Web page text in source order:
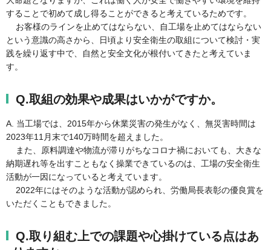
することで初めて成し得ることができると考えているためです。
お客様のラインを止めてはならない、自工場を止めてはならない
という意識の高さから、日頃より安全衛生の取組について検討・実
践を繰り返す中で、自然と安全文化が根付いてきたと考えていま
す。
Q.取組の効果や成果はいかがですか。
A. 当工場では、2015年から休業災害の発生がなく、無災害時間は
2023年11月末で140万時間を超えました。
また、原料調達や物流が滞りがちなコロナ禍においても、大きな
納期遅れ等を出すこともなく操業できているのは、工場の安全衛生
活動が一因になっていると考えています。
2022年にはそのような活動が認められ、労働局長表彰の優良賞を
いただくこともできました。
Q.取り組む上での課題や心掛けている点はあ